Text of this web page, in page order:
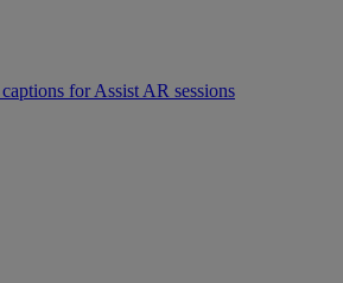
for Assist AR sessions